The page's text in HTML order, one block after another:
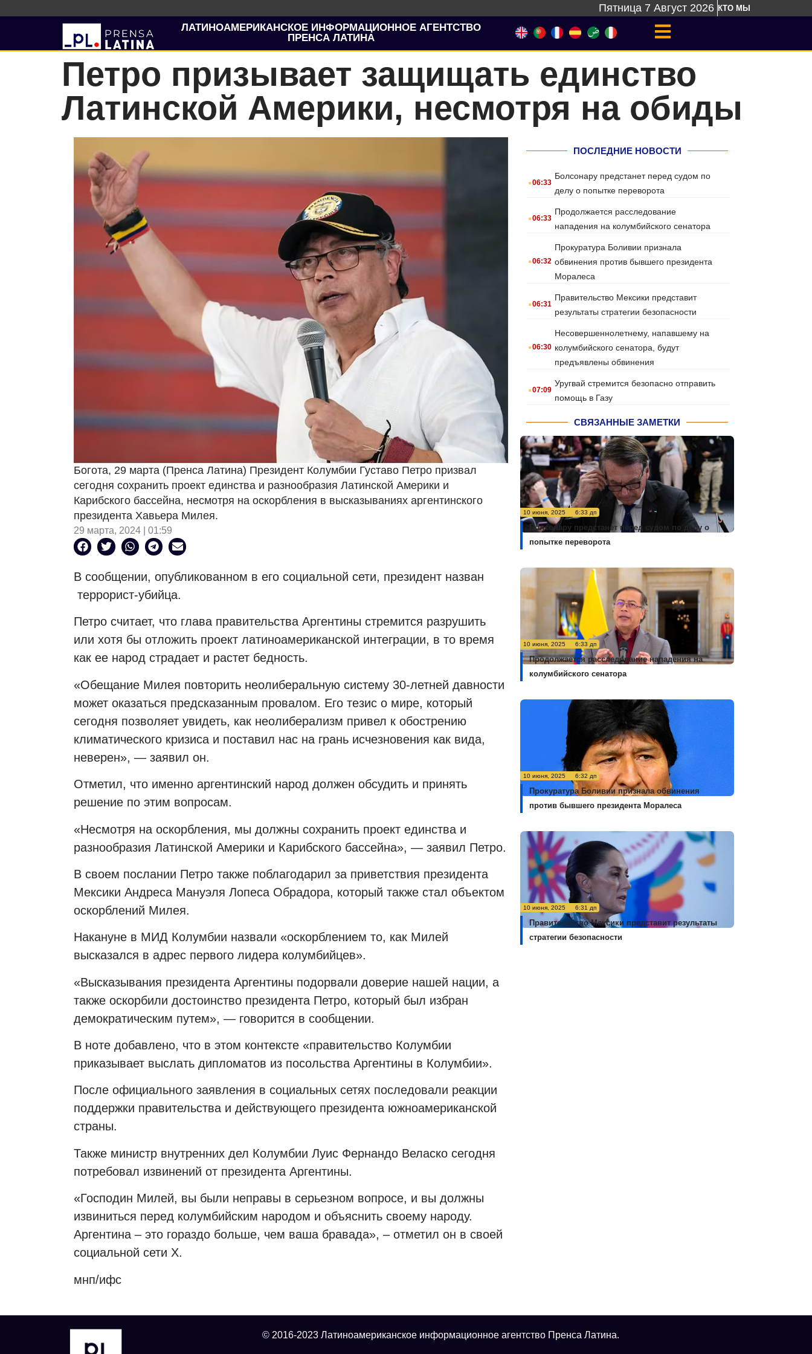
Пятница 7 Август 2026 КТО МЫ
ЛАТИНОАМЕРИКАНСКОЕ ИНФОРМАЦИОННОЕ АГЕНТСТВО
ПРЕНСА ЛАТИНА
Петро призывает защищать единство
Латинской Америки, несмотря на обиды
Богота, 29 марта (Пренса Латина) Президент Колумбии Густаво Петро призвал
сегодня сохранить проект единства и разнообразия Латинской Америки и
Карибского бассейна, несмотря на оскорбления в высказываниях аргентинского
президента Хавьера Милея.
29 марта, 2024 | 01:59
В сообщении, опубликованном в его социальной сети, президент назван
террорист-убийца.
Петро считает, что глава правительства Аргентины стремится разрушить
или хотя бы отложить проект латиноамериканской интеграции, в то время
как ее народ страдает и растет бедность.
«Обещание Милея повторить неолиберальную систему 30-летней давности
может оказаться предсказанным провалом. Его тезис о мире, который
сегодня позволяет увидеть, как неолиберализм привел к обострению
климатического кризиса и поставил нас на грань исчезновения как вида,
неверен», — заявил он.
Отметил, что именно аргентинский народ должен обсудить и принять
решение по этим вопросам.
«Несмотря на оскорбления, мы должны сохранить проект единства и
разнообразия Латинской Америки и Карибского бассейна», — заявил Петро.
В своем послании Петро также поблагодарил за приветствия президента
Мексики Андреса Мануэля Лопеса Обрадора, который также стал объектом
оскорблений Милея.
Накануне в МИД Колумбии назвали «оскорблением то, как Милей
высказался в адрес первого лидера колумбийцев».
«Высказывания президента Аргентины подорвали доверие нашей нации, а
также оскорбили достоинство президента Петро, ​​который был избран
демократическим путем», — говорится в сообщении.
В ноте добавлено, что в этом контексте «правительство Колумбии
приказывает выслать дипломатов из посольства Аргентины в Колумбии».
После официального заявления в социальных сетях последовали реакции
поддержки правительства и действующего президента южноамериканской
страны.
Также министр внутренних дел Колумбии Луис Фернандо Веласко сегодня
потребовал извинений от президента Аргентины.
«Господин Милей, вы были неправы в серьезном вопросе, и вы должны
извиниться перед колумбийским народом и объяснить своему народу.
Аргентина – это гораздо больше, чем ваша бравада», – отметил он в своей
социальной сети X.
мнп/ифс
ПОСЛЕДНИЕ НОВОСТИ
.06:33
Болсонару предстанет перед судом по
делу о попытке переворота
.06:33
Продолжается расследование
нападения на колумбийского сенатора
.06:32
Прокуратура Боливии признала
обвинения против бывшего президента
Моралеса
.06:31
Правительство Мексики представит
результаты стратегии безопасности
.06:30
Несовершеннолетнему, напавшему на
колумбийского сенатора, будут
предъявлены обвинения
.07:09
Уругвай стремится безопасно отправить
помощь в Газу
СВЯЗАННЫЕ ЗАМЕТКИ
10 июня, 2025 6:33 дп
Болсонару предстанет перед судом по делу о
попытке переворота
10 июня, 2025 6:33 дп
Продолжается расследование нападения на
колумбийского сенатора
10 июня, 2025 6:32 дп
Прокуратура Боливии признала обвинения
против бывшего президента Моралеса
10 июня, 2025 6:31 дп
Правительство Мексики представит результаты
стратегии безопасности
© 2016-2023 Латиноамериканское информационное агентство Пренса Латина.